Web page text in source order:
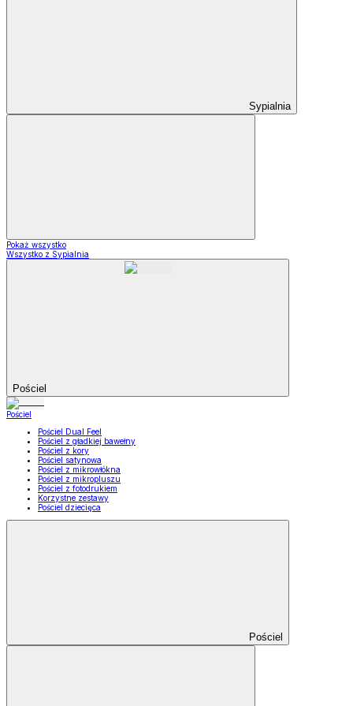
Sypialnia
Pokaż wszystko
Wszystko z Sypialnia
Pościel
Pościel
Pościel Dual Feel
Pościel z gładkiej bawełny
Pościel z kory
Pościel satynowa
Pościel z mikrowłókna
Pościel z mikropluszu
Pościel z fotodrukiem
Korzystne zestawy
Pościel dziecięca
Pościel